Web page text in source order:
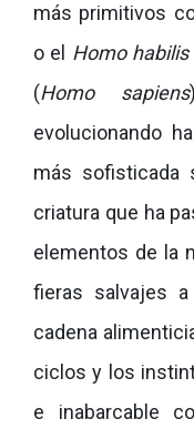
más primitivos
o el Homo habilis
(Homo sapiens
evolucionando
más sofisticada
criatura que ha
elementos de la
fieras salvajes
cadena
ciclos y los
e inabarcable